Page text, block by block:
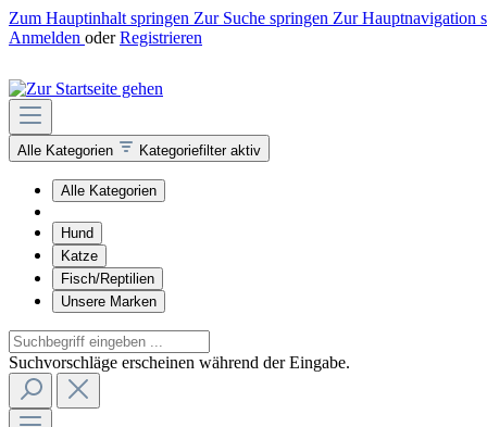
Zum Hauptinhalt springen Zur Suche springen Zur Hauptnavigation
Anmelden oder Registrieren
Alle Kategorien Kategoriefilter aktiv
Alle Kategorien
Hund
Katze
Fisch/Reptilien
Unsere Marken
Suchvorschläge erscheinen während der Eingabe.